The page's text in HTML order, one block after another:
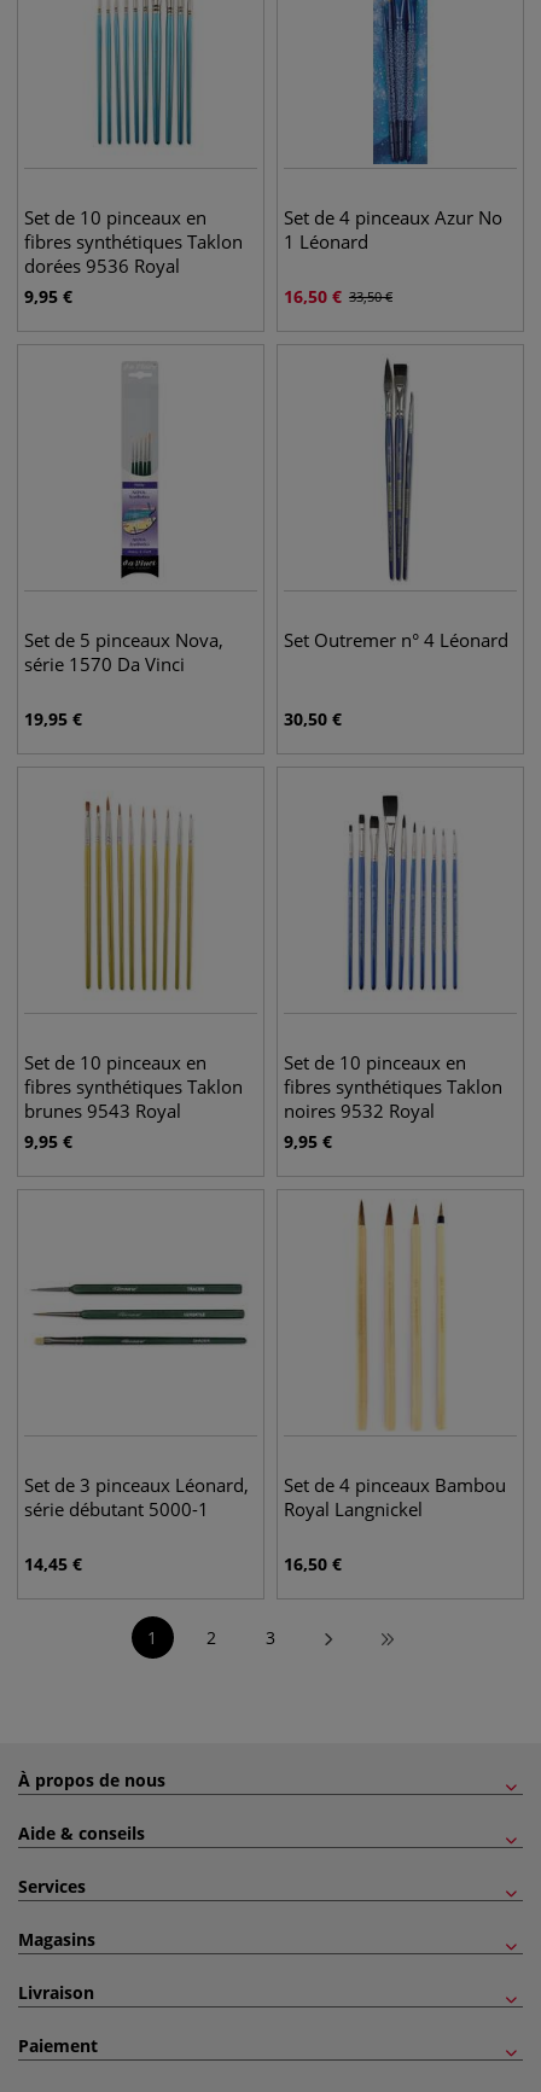
Set de 10 pinceaux en
fibres synthétiques Taklon
dorées 9536 Royal
Langnickel
9,95 €
Set de 4 pinceaux Azur No
1 Léonard
16,50 € 33,50€
Set de 5 pinceaux Nova,
série 1570 Da Vinci
19,95 €
Set Outremer n° 4 Léonard
30,50 €
Set de 10 pinceaux en
fibres synthétiques Taklon
brunes 9543 Royal
Langnickel
9,95 €
Set de 10 pinceaux en
fibres synthétiques Taklon
noires 9532 Royal
Langnickel
9,95 €
Set de 3 pinceaux Léonard,
série débutant 5000-1
14,45 €
Set de 4 pinceaux Bambou
Royal Langnickel
16,50 €
1 2 3
À propos de nous
Aide & conseils
Services
Magasins
Livraison
Paiement